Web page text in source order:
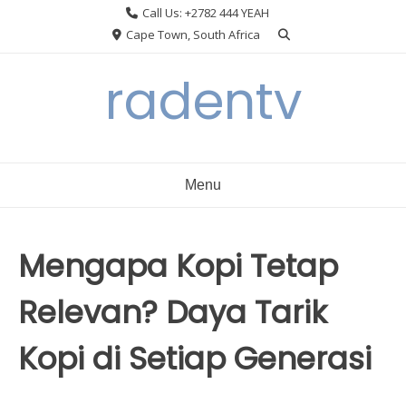
Call Us: +2782 444 YEAH
Cape Town, South Africa
radentv
Menu
Mengapa Kopi Tetap
Relevan? Daya Tarik
Kopi di Setiap Generasi